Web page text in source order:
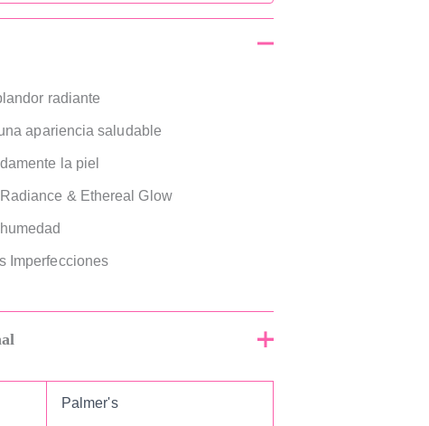
radiante
apariencia saludable
la piel
& Ethereal Glow
Imperfecciones
Palmer's